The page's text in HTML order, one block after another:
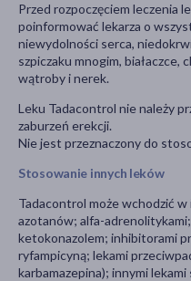
Przed rozpoczęciem leczenia
poinformować lekarza o
niewydolności serca,
szpiczaku mnogim,
wątroby i nerek.
Leku Tadacontrol nie należy
zaburzeń erekcji.
Nie jest przeznaczony do
Stosowanie innych leków
Tadacontrol może wchodzić
azotanów; alfa-
ketokonazolem; inhibitorami
ryfampicyną; lekami
karbamazepina); innymi